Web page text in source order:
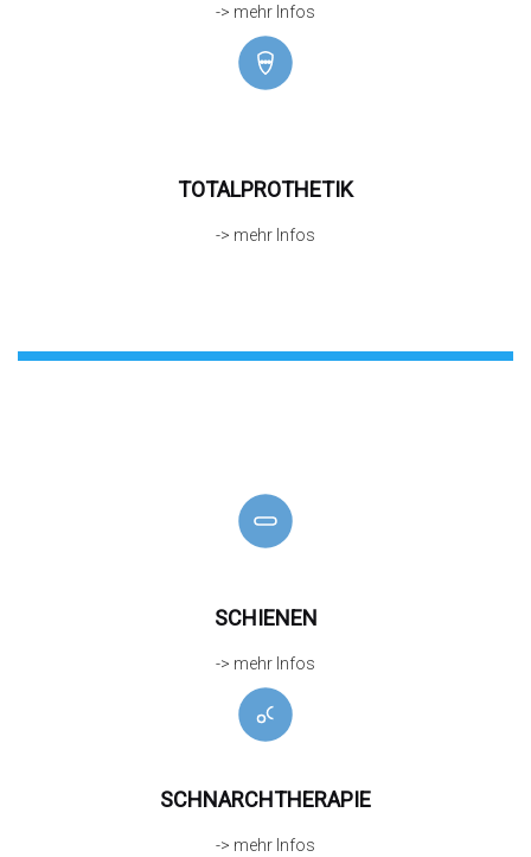
-> mehr Infos
TOTALPROTHETIK
-> mehr Infos
SCHIENEN
-> mehr Infos
SCHNARCHTHERAPIE
-> mehr Infos